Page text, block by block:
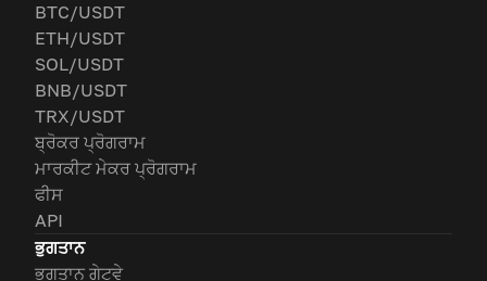
BTC/USDT
ETH/USDT
SOL/USDT
BNB/USDT
TRX/USDT
ਬ੍ਰੋਕਰ ਪ੍ਰੋਗਰਾਮ
ਮਾਰਕੀਟ ਮੇਕਰ ਪ੍ਰੋਗਰਾਮ
ਫੀਸ
API
ਭੁਗਤਾਨ
ਭੁਗਤਾਨ ਗੇਟਵੇ